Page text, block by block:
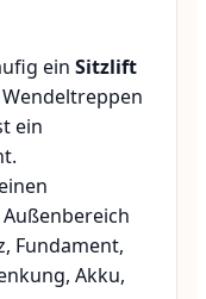
ein Sitzlift
ein
Außenbereich
Fundament,
Akku,